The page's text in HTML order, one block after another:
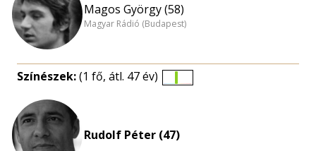
Magos György (58)
Magyar Rádió (Budapest)
Színészek:(1 fő, átl. 47 év)
Rudolf Péter (47)